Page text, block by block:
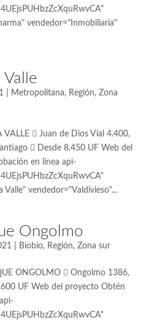
vendedor="Inmobiliaria"
Valle
Metropolitana, Región, Zona
VALLE  Juan de Dios Vial 4.400,
 Desde 8.450 UF Web del
en línea api-
vendedor="Valdivieso"...
Ongolmo
Biobío, Región, Zona sur
ONGOLMO  Ongolmo 1386,
UF Web del proyecto Obtén